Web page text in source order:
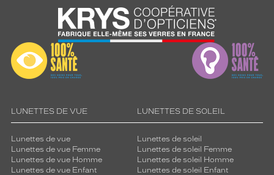
LUNETTES DE VUE
Lunettes de vue
Lunettes de vue Femme
Lunettes de vue Homme
Lunettes de vue Enfant
LUNETTES DE SOLEIL
Lunettes de soleil
Lunettes de soleil Femme
Lunettes de soleil Homme
Lunettes de soleil Enfant